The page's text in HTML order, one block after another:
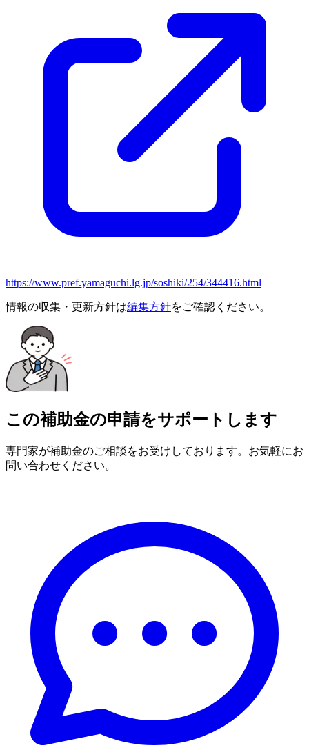
https://www.pref.yamaguchi.lg.jp/soshiki/254/344416.html
情報の収集・更新方針は編集方針をご確認ください。
この補助金の申請をサポートします
専門家が補助金のご相談をお受けしております。お気軽にお
問い合わせください。